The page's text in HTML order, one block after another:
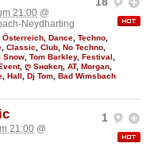
21:00 @
Neydharting
Österreich Dance Techno
Classic Club No Techno
Snow Tom Barkley, Festival
, ღ Sнαkєη AT, Morgan
Hall Dj Tom Bad Wimsbach
1
21:00 @